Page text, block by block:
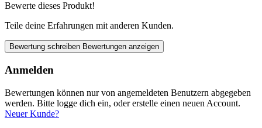
Bewerte dieses Produkt!
Teile deine Erfahrungen mit anderen Kunden.
Bewertung schreiben Bewertungen anzeigen
Anmelden
Bewertungen können nur von angemeldeten Benutzern abgegeben
werden. Bitte logge dich ein, oder erstelle einen neuen Account.
Neuer Kunde?